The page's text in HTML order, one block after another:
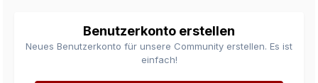
Benutzerkonto erstellen
Neues Benutzerkonto für unsere Community erstellen. Es ist
einfach!